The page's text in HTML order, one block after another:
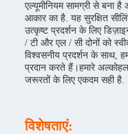
एल्यूमीनियम सामग्री से बना
आकार का है. यह सुरक्षित
उत्कृष्ट प्रदर्शन के लिए
/ टी और एल / सी दोनों को
विश्वसनीय प्रदर्शन के साथ,
प्रदान करते हैं।हमारे
जरूरतों के लिए एकदम सही है.
विशेषताएं: